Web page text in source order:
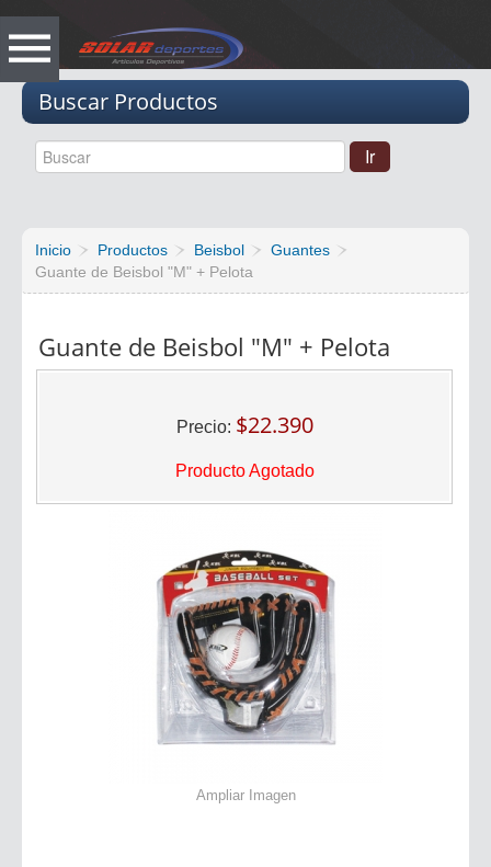
Buscar Productos
Inicio Productos Beisbol
Guantes
Guante de Beisbol "M" + Pelota
Guante de Beisbol "M" + Pelota
Precio: $22.390
Producto Agotado
Ampliar Imagen